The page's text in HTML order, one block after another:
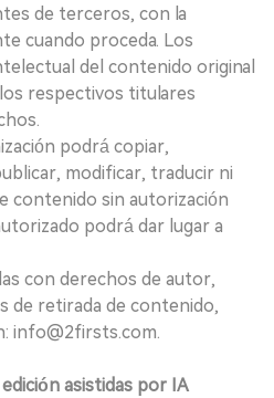
de terceros, con la
cuando proceda. Los
del contenido original
respectivos titulares
podrá copiar,
modificar, traducir ni
contenido sin autorización
podrá dar lugar a
con derechos de autor,
de retirada de contenido,
info@2firsts.com.
asistidas por IA